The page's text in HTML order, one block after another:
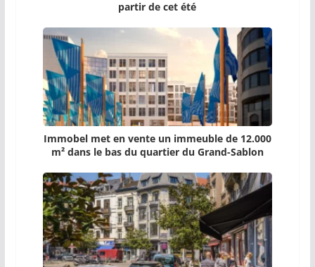
partir de cet été
Immobel met en vente un immeuble de 12.000
m² dans le bas du quartier du Grand-Sablon